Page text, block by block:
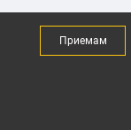
Приемам